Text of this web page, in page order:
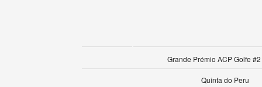
Grande Prémio ACP Golfe
Quinta do Peru